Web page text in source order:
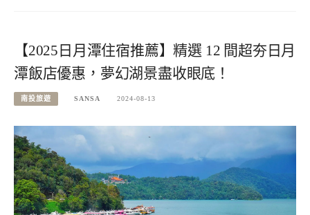
【2025日月潭住宿推薦】精選 12 間超夯日月
潭飯店優惠，夢幻湖景盡收眼底！
南投旅遊 SANSA 2024-08-13